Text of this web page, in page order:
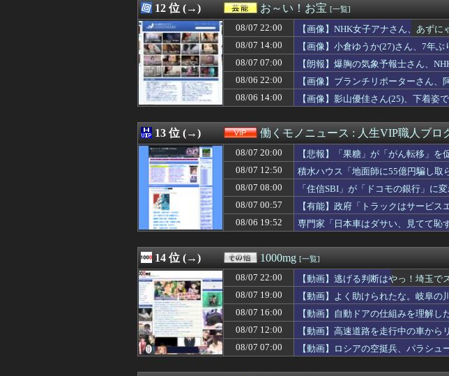
08/07 22:09
地獄だ。うちは長男長女次男三人兄弟で古くから
08/07 22:09
30代元教員「盗撮しただけなのに全国ニュースで
08/07 22:09
【画像】男、いくらイケメンでも『30年』でクソ
08/07 22:09
【Vtuber】水宮枢(××××)にお前ら〇〇コンが寄り
08/07 22:08
【悲報】X民「高市総理が防弾ガラスやSPに守ら
08/07 22:08
【ウマ娘】マックちゃんたまに育成すると可愛さ
08/07 22:07
【画像】片岡鶴太郎の1日スケジュールｗｗｗ
08/07 22:07
【試合後コメント】新庄監督｜楽天 17回戦｜コメ
08/07 22:06
急な用事で義兄夫婦の家を訪ねたら義兄嫁が職人
08/07 22:05
【悲報】中国の強者女性「年齢のせいで誰も私と
08/07 22:05
「ドラゴンボール」の孫悟飯という、格落ちと最
08/07 22:05
【悲報】アニメアイコン「AI！俺のツイートで一
08/07 22:05
日本やドイツが連合国に負けた理由
08/07 22:05
【速報】BEYOOOOONDS、CHICA#TETSUの新リ
08/07 22:05
【エロ漫画】TSエロ漫画主人公「起きたら美少女
08/07 22:05
【動画】ショートスリーパーで有名な人、視聴者
08/07 22:05
【中古機価格230万円】スマスロSAO2、またガラ
08/07 22:05
【画像】鈴木奈々(38)さん、豊満バストの下着姿
08/07 22:04
【今日の嫁】俺、インフルで自宅療養中。そんな
08/07 22:04
声聞くだけで大きくなる声優さん「ゆかな」「原
08/07 22:04
飛行機の距離に嫁いだ妹(5人の子持ち)の三男が肺
08/07 22:03
中学時代に暴言を吐いてきた女子をSNSで検索し
08/07 22:03
【悲報】「舌を入れてきたから歯と口でブロック
08/07 22:03
【画像】瀬戸環奈さん、コスプレえっちに目覚め
08/07 22:02
【画像】最近のMEGUMIさんｗｗｗｗｗｗ
08/07 22:02
【日向坂46】新曲『イチャイチャ虫』←センター
08/07 22:02
※コロニーに雑草は生えるのか？
08/07 22:01
スマホで暇つぶしある？
08/07 22:01
BOSS CE-1ってそんな良いの？ 音まとめアーカ
12 位 (→) お～い！お宝 [一覧]
08/07 22:00
【画像】NHK女子アナさん、あず
08/07 14:00
【画像】小倉ゆうか(27)さん、7年
08/07 07:00
【朗報】爆胸の気象予報士さん、
08/06 22:00
【画像】ブランチリポーターさん、
08/06 14:00
【画像】影山優佳さん(25)、下着姿
13 位 (→) 働くモノニュース : 人生VIP職人ブロ
08/07 20:00
【悲報】「果糖」が「がん転移」を
08/07 12:50
積水ハウス「地面師に55億円騙し
08/07 08:00
「住信SBI」が「ドコモの銀行」に
08/07 00:57
【有能】政府「トラックはサービ
08/06 19:52
専門家「日本車はダサい、見てて恥
14 位 (→) 1000mg [一覧]
08/07 22:00
【動画】逃げる判断はやっ！埼玉で
08/07 19:00
【動画】よく助けられたな。岐阜の
08/07 16:00
【動画】自動ドアの仕組みを理解し
08/07 12:00
【動画】高速道路を走行中の車か
08/07 07:00
【動画】ロシアの空挺兵、パラシュ